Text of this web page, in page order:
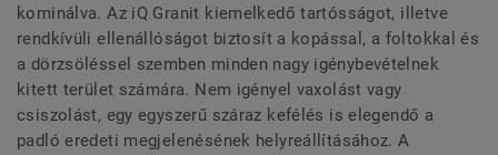
kominálva. Az iQ Granit kiemelkedő tartósságot, illetve
rendkívüli ellenállóságot biztosít a kopással, a foltokkal és
a dörzsöléssel szemben minden nagy igénybevételnek
kitett terület számára. Nem igényel vaxolást vagy
csiszolást, egy egyszerű száraz kefélés is elegendő a
padló eredeti megjelenésének helyreállításához. A